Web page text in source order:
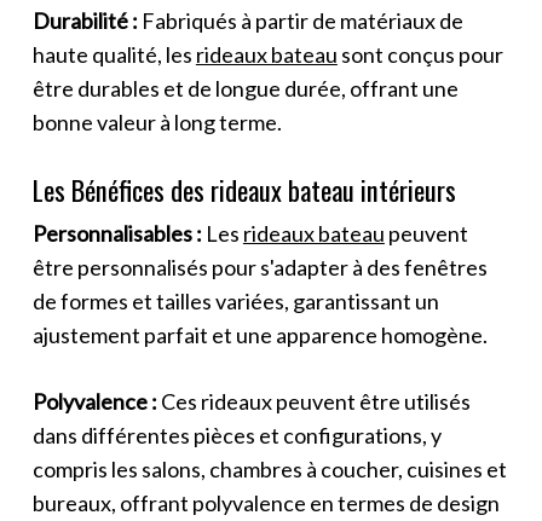
Durabilité : Fabriqués à partir de matériaux de
haute qualité, les rideaux bateau sont conçus pour
être durables et de longue durée, offrant une
bonne valeur à long terme.
Les Bénéfices des rideaux bateau intérieurs
Personnalisables : Les rideaux bateau peuvent
être personnalisés pour s'adapter à des fenêtres
de formes et tailles variées, garantissant un
ajustement parfait et une apparence homogène.
Polyvalence : Ces rideaux peuvent être utilisés
dans différentes pièces et configurations, y
compris les salons, chambres à coucher, cuisines et
bureaux, offrant polyvalence en termes de design